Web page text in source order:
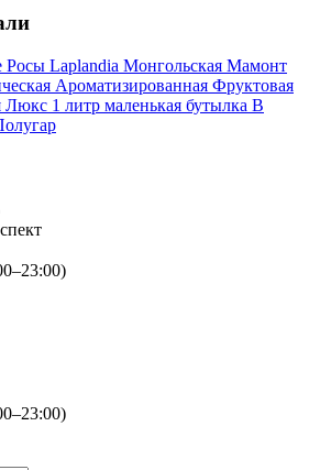
Росы Laplandia Монгольская Мамонт
Ароматизированная Фруктовая
Люкс 1 литр маленькая бутылка В